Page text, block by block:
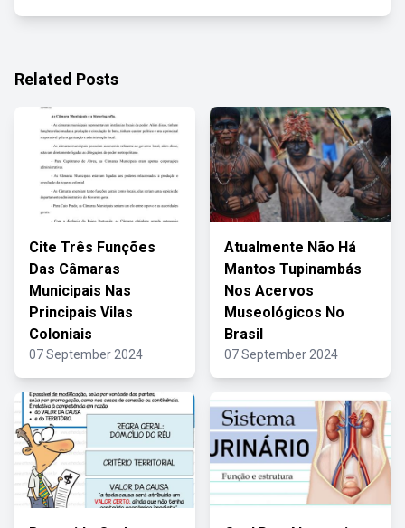
Related Posts
Cite Três Funções
Das Câmaras
Municipais Nas
Principais Vilas
Coloniais
07 September 2024
Atualmente Não Há
Mantos Tupinambás
Nos Acervos
Museológicos No
Brasil
07 September 2024